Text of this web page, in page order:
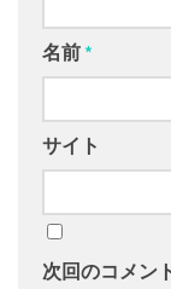
名前 *
サイト
次回のコメン